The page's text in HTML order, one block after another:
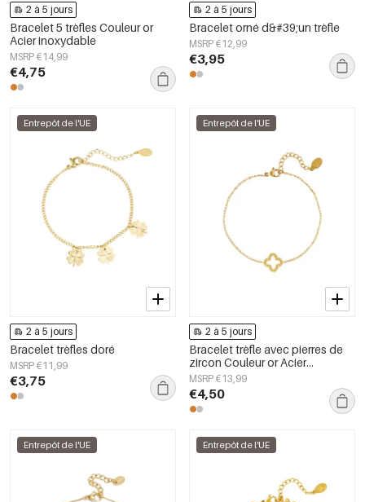
2 à 5 jours
Bracelet 5 trèfles Couleur or
Acier inoxydable
MSRP €14,99
€4,75
2 à 5 jours
Bracelet orné d&#39;un trèfle
MSRP €12,99
€3,95
Entrepôt de l'UE
2 à 5 jours
Bracelet trèfles doré
MSRP €11,99
€3,75
Entrepôt de l'UE
2 à 5 jours
Bracelet trèfle avec pierres de
zircon Couleur or Acier
inoxydable
MSRP €13,99
€4,50
Entrepôt de l'UE Entrepôt de l'UE